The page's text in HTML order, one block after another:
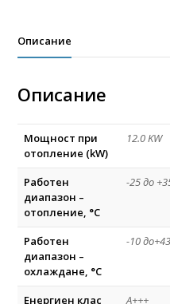
Описание
Описание
Мощност при
отопление (kW)
12.0 KW
Работен
диапазон –
отопление, °C
-25 до
Работен
диапазон –
охлаждане, °C
-10 до+43
Енергиен клас
А+++